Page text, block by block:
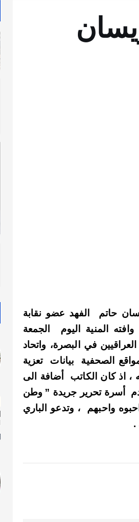
حاتم الفهد عضو نقابة
المنية اليوم الجمعة
في البصرة، واتحاد
الصحفية بيانات تعزية
، اذ كان الكاتب أضافة الى
أسرة تحرير جريدة ” وطن
واحبهم ، وتدعو الباري
.